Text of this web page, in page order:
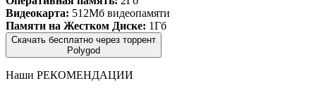
Видеокарта: 512Мб видеопамяти
Памяти на Жестком Диске: 1Гб
Скачать бесплатно через торрент
Polygod
Наши РЕКОМЕНДАЦИИ